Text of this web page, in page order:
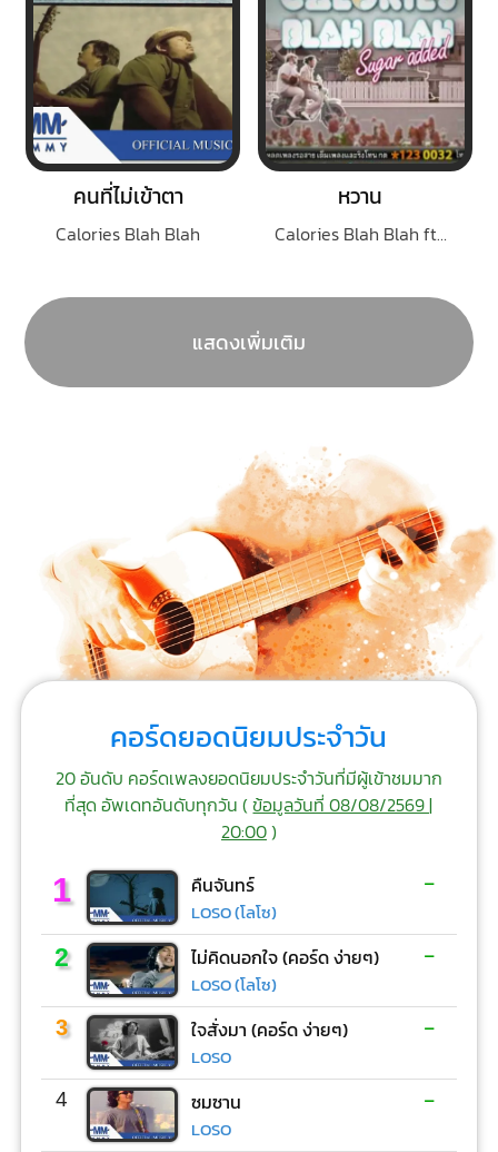
คนที่ไม่เข้าตา
Calories Blah Blah
หวาน
Calories Blah Blah ft.สวีทนุช
แสดงเพิ่มเติม
คอร์ดยอดนิยมประจำวัน
20 อันดับ คอร์ดเพลงยอดนิยมประจำวันที่มีผู้เข้าชมมาก
ที่สุด อัพเดทอันดับทุกวัน (ข้อมูลวันที่ 08/08/2569 |
20:00)
1 คืนจันทร์
LOSO (โลโซ)
-
2 ไม่คิดนอกใจ (คอร์ด ง่ายๆ)
LOSO (โลโซ)
-
3 ใจสั่งมา (คอร์ด ง่ายๆ)
LOSO
-
4 ซมซาน
LOSO
-